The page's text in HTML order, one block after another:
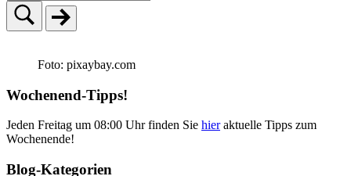
Foto: pixaybay.com
Wochenend-Tipps!
Jeden Freitag um 08:00 Uhr finden Sie hieraktuelle Tipps zum
Wochenende!
Blog-Kategorien